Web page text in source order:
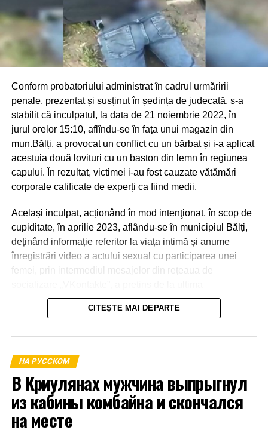
Conform probatoriului administrat în cadrul urmăririi
penale, prezentat și susținut în ședința de judecată, s-a
stabilit că inculpatul, la data de 21 noiembrie 2022, în
jurul orelor 15:10, aflîndu-se în fața unui magazin din
mun.Bălți, a provocat un conflict cu un bărbat și i-a aplicat
acestuia două lovituri cu un baston din lemn în regiunea
capului. În rezultat, victimei i-au fost cauzate vătămări
corporale calificate de experți ca fiind medii.
Același inculpat, acționând în mod intenţionat, în scop de
cupiditate, în aprilie 2023, aflându-se în municipiul Bălți,
deținând informație referitor la viața intimă și anume
înregistrări video a actului sexual cu participarea unei
femei, prin intermediul mesajelor din rețeaua de
transmiterea banilor în sumă de 600 euro, în caz contrar o
amenința cu răspândirea înregistrărilor video.
La 21 aprilie 2023, aflându-se în apartamentul părții
vătămate din mun.Bălți a primit o parte din sumă și anume
1000 de lei.
CITEȘTE MAI DEPARTE
НА РУССКОМ
В Криулянах мужчина выпрыгнул
из кабины комбайна и скончался
на месте